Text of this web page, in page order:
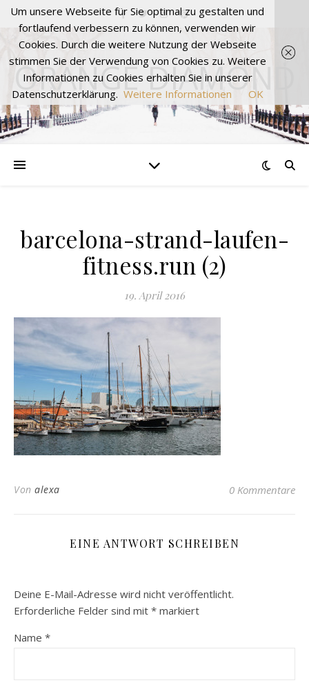
ORANGE DIAMOND
barcelona-strand-laufen-
fitness.run (2)
19. April 2016
Von alexa 0 Kommentare
EINE ANTWORT SCHREIBEN
Deine E-Mail-Adresse wird nicht veröffentlicht.
Erforderliche Felder sind mit * markiert
Name *
Um unsere Webseite für Sie optimal zu gestalten und
fortlaufend verbessern zu können, verwenden wir
Cookies. Durch die weitere Nutzung der Webseite
stimmen Sie der Verwendung von Cookies zu. Weitere
Informationen zu Cookies erhalten Sie in unserer
Datenschutzerklärung. Weitere Informationen OK